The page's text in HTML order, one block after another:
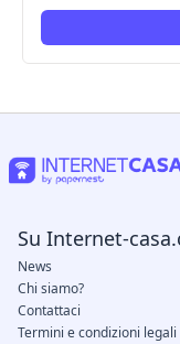
Su Internet-
News
Chi siamo?
Contattaci
Termini e condizioni legali